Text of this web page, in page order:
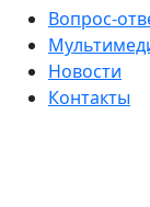
Вопрос-
Новости
Контакты